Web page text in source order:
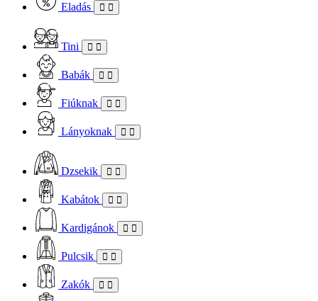
Eladás
Tini
Babák
Fiúknak
Lányoknak
Dzsekik
Kabátok
Kardigánok
Pulcsik
Zakók